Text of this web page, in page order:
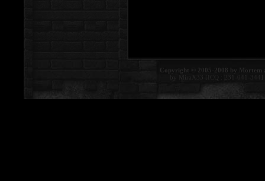
Copyright © 2005-2008 by Mortem
by MiraX33 [ICQ : 231-041-344]